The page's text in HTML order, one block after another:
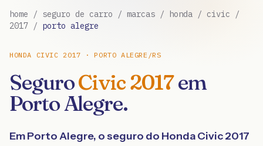
home / seguro de carro / marcas / honda / civic /
2017 / porto alegre
HONDA CIVIC 2017 ·PORTO ALEGRE /RS
SeguroCivic2017em
Porto Alegre.
EmPorto Alegre, o seguro do HondaCivic2017